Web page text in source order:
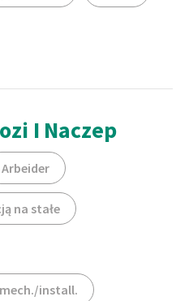
I Naczep
Arbeider
na stałe
install.